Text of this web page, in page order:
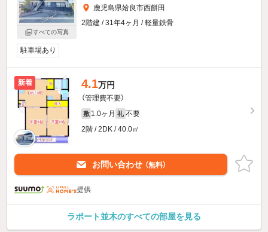
すべての写真
鹿児島県姶良市西餅田
2階建 / 31年4ヶ月 / 軽量鉄骨
駐車場あり
新着 4.1万円
（管理費不要）
敷 1.0ヶ月 礼 不要
2階 / 2DK / 40.0㎡
お問い合わせ （無料）
提供
ラポート並木のすべての部屋を見る